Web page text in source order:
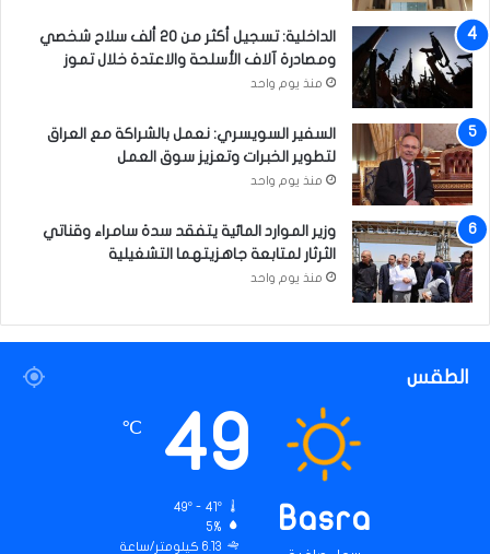
الداخلية: تسجيل أكثر من 20 ألف سلاح شخصي
ومصادرة آلاف الأسلحة والاعتدة خلال تموز
منذ يوم واحد
السفير السويسري: نعمل بالشراكة مع العراق
لتطوير الخبرات وتعزيز سوق العمل
منذ يوم واحد
وزير الموارد المائية يتفقد سدة سامراء وقناتي
الثرثار لمتابعة جاهزيتهما التشغيلية
منذ يوم واحد
الطقس
Basra
49
℃
49º - 41º
5%
6.13 كيلومتر/ساعة